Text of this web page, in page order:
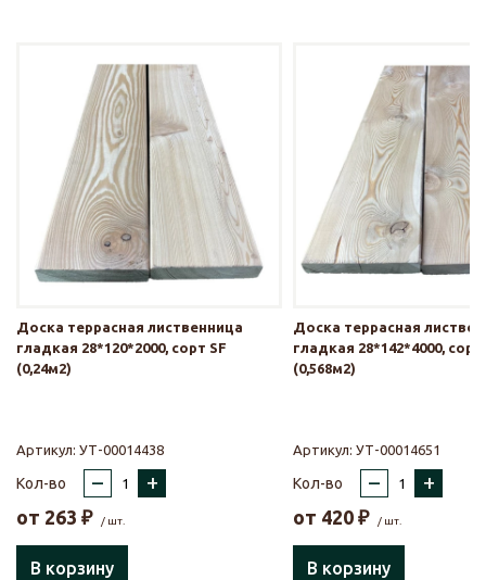
Доска террасная лиственница
гладкая 28*120*2000, сорт SF
(0,24м2)
Артикул: УТ-00014438
Кол-во – +
от 263 ₽ / шт.
В корзину
Доска террасная
гладкая 28*142*4000,
(0,568м2)
Артикул: УТ-00014651
Кол-во – +
от 420 ₽ / шт.
В корзину